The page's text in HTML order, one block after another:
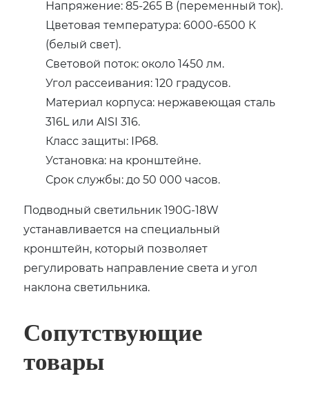
Напряжение: 85-265 В (переменный ток).
Цветовая температура: 6000-6500 К
(белый свет).
Световой поток: около 1450 лм.
Угол рассеивания: 120 градусов.
Материал корпуса: нержавеющая сталь
316L или AISI 316.
Класс защиты: IP68.
Установка: на кронштейне.
Срок службы: до 50 000 часов.
Подводный светильник 190G-18W
устанавливается на специальный
кронштейн, который позволяет
регулировать направление света и угол
наклона светильника.
Сопутствующие
товары